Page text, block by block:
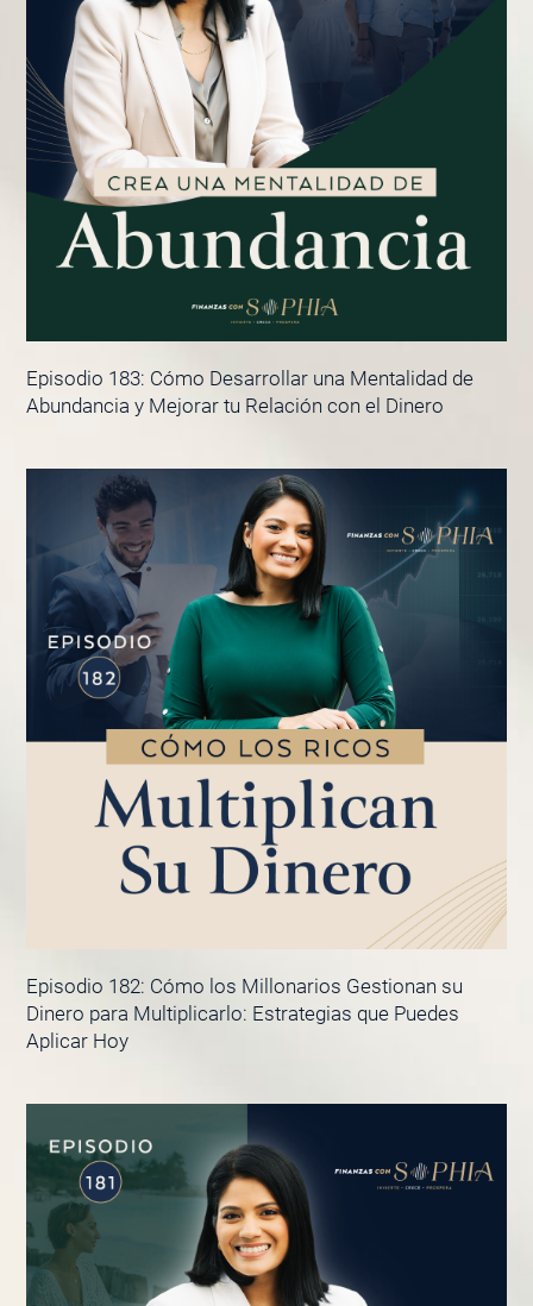
Episodio 183: Cómo Desarrollar una Mentalidad de
Abundancia y Mejorar tu Relación con el Dinero
Episodio 182: Cómo los Millonarios Gestionan su
Dinero para Multiplicarlo: Estrategias que Puedes
Aplicar Hoy